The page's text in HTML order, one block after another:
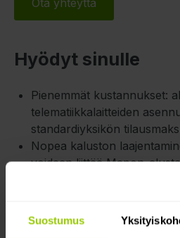
Suostumus
Ota yhteyttä
Hyödyt sinulle
Pienemmät kustannukset:
telematiikkalaitteiden
standardiyksikön
Nopea kaluston
voidaan liittää Mapon-
niitä tarvitsee tuoda
Helppo käyttö: seuraa
alustalla, samoilla